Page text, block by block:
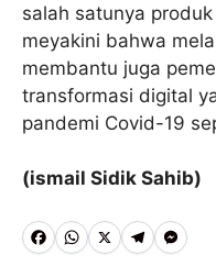
salah satunya
meyakini bahwa
membantu juga
transformasi digital
pandemi Covid-19
(ismail Sidik Sahib)
F WX T M